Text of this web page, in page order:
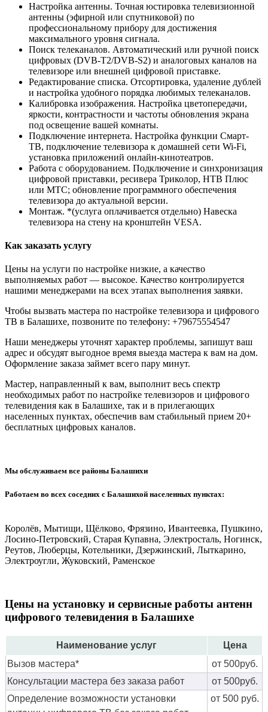
Настройка антенны. Точная юстировка телевизионной
антенны (эфирной или спутниковой) по
профессиональному прибору для достижения
максимального уровня сигнала.
Поиск телеканалов. Автоматический или ручной поиск
цифровых (DVB-T2/DVB-S2) и аналоговых каналов на
телевизоре или внешней цифровой приставке.
Редактирование списка. Отсортировка, удаление дублей
и настройка удобного порядка любимых телеканалов.
Калибровка изображения. Настройка цветопередачи,
яркости, контрастности и частоты обновления экрана
под освещение вашей комнаты.
Подключение интернета. Настройка функции Смарт-
ТВ, подключение телевизора к домашней сети Wi-Fi,
установка приложений онлайн-кинотеатров.
Работа с оборудованием. Подключение и синхронизация
цифровой приставки, ресивера Триколор, НТВ Плюс
или МТС; обновление программного обеспечения
телевизора до актуальной версии.
Монтаж. *(услуга оплачивается отдельно) Навеска
телевизора на стену на кронштейн VESA.
Как заказать услугу
Цены на услуги по настройке низкие, а качество
выполняемых работ — высокое. Качество контролируется
нашими менеджерами на всех этапах выполнения заявки.
Чтобы вызвать мастера по настройке телевизора и цифрового
ТВ в Балашихе, позвоните по телефону: +79675554547
Наши менеджеры уточнят характер проблемы, запишут ваш
адрес и обсудят выгодное время выезда мастера к вам на дом.
Оформление заказа займет всего пару минут.
Мастер, направленный к вам, выполнит весь спектр
необходимых работ по настройке телевизоров и цифрового
телевидения как в Балашихе, так и в прилегающих
населенных пунктах, обеспечив вам стабильный прием 20+
бесплатных цифровых каналов.
Мы обслуживаем все районы Балашихи
Работаем во всех соседних с Балашихой населенных пунктах:
Королёв, Мытищи, Щёлково, Фрязино, Ивантеевка, Пушкино,
Лосино-Петровский, Старая Купавна, Электросталь, Ногинск,
Реутов, Люберцы, Котельники, Дзержинский, Лыткарино,
Электроугли, Жуковский, Раменское
Цены на установку и сервисные работы антенн
цифрового телевидения в Балашихе
Наименование услуг
Цена
Вызов мастера*
от 500руб.
Консультации мастера без заказа работ
от 500руб.
Определение возможности установки
от 500 руб.